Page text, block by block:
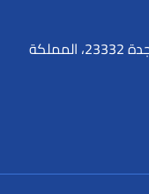
7102 طريق الملك فهد، حي المشرفة/3، جدة 23332، المملكة